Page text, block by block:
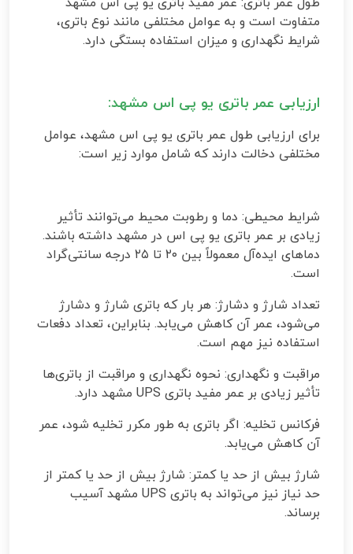
متفاوت است و به عوامل مختلفی مانند نوع باتری،
شرایط نگهداری و میزان استفاده بستگی دارد.
ارزیابی عمر باتری یو پی اس مشهد:
برای ارزیابی طول عمر باتری یو پی اس مشهد، عوامل
مختلفی دخالت دارند که شامل موارد زیر است:
شرایط محیطی: دما و رطوبت محیط می‌توانند تأثیر
زیادی بر عمر باتری یو پی اس در مشهد داشته باشند.
دماهای ایده‌آل معمولاً بین ۲۰ تا ۲۵ درجه سانتی‌گراد
است.
تعداد شارژ و دشارژ: هر بار که باتری شارژ و دشارژ
می‌شود، عمر آن کاهش می‌یابد. بنابراین، تعداد دفعات
استفاده نیز مهم است.
مراقبت و نگهداری: نحوه نگهداری و مراقبت از باتری‌ها
تأثیر زیادی بر عمر مفید باتری UPS مشهد دارد.
فرکانس تخلیه: اگر باتری به طور مکرر تخلیه شود، عمر
آن کاهش می‌یابد.
شارژ بیش از حد یا کمتر: شارژ بیش از حد یا کمتر از
حد نیاز نیز می‌تواند به باتری UPS مشهد آسیب
برساند.